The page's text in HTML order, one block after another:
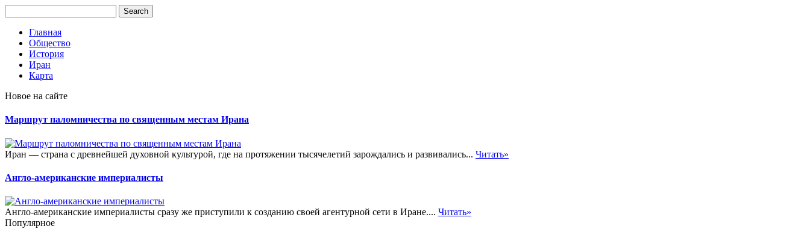
Главная
Общество
История
Иран
Карта
Новое на сайте
Маршрут паломничества по священным местам Ирана
Иран — страна с древнейшей духовной культурой, где на протяжении тысячелетий зарождались и развивались... Читать»
Англо-американские империалисты
Англо-американские империалисты сразу же приступили к созданию своей агентурной сети в Иране.... Читать»
Популярное